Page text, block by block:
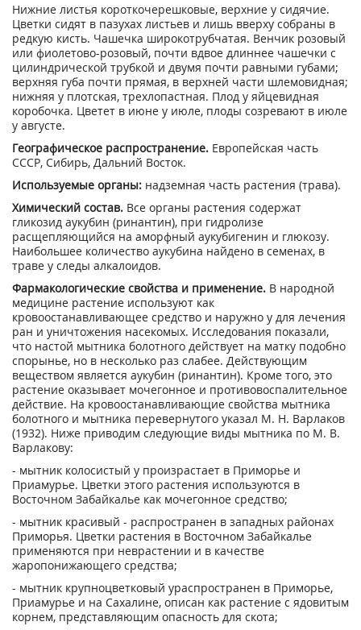
Нижние листья короткочерешковые, верхние у сидячие.
Цветки сидят в пазухах листьев и лишь вверху собраны в
редкую кисть. Чашечка широкотрубчатая. Венчик розовый
или фиолетово-розовый, почти вдвое длиннее чашечки с
цилиндрической трубкой и двумя почти равными губами;
верхняя губа почти прямая, в верхней части шлемовидная;
нижняя у плотская, трехлопастная. Плод у яйцевидная
коробочка. Цветет в июне у июле, плоды созревают в июле
у августе.
Географическое распространение. Европейская часть
СССР, Сибирь, Дальний Восток.
Используемые органы: надземная часть растения (трава).
Химический состав. Все органы растения содержат
гликозид аукубин (ринантин), при гидролизе
расщепляющийся на аморфный аукубигенин и глюкозу.
Наибольшее количество аукубина найдено в семенах, в
траве у следы алкалоидов.
Фармакологические свойства и применение. В народной
медицине растение используют как
кровоостанавливающее средство и наружно у для лечения
ран и уничтожения насекомых. Исследования показали,
что настой мытника болотного действует на матку подобно
спорынье, но в несколько раз слабее. Действующим
веществом является аукубин (ринантин). Кроме того, это
растение оказывает мочегонное и противовоспалительное
действие. На кровоостанавливающие свойства мытника
болотного и мытника перевернутого указал М. Н. Варлаков
(1932). Ниже приводим следующие виды мытника по М. В.
Варлакову:
- мытник колосистый у произрастает в Приморье и
Приамурье. Цветки этого растения используются в
Восточном Забайкалье как мочегонное средство;
- мытник красивый - распространен в западных районах
Приморья. Цветки растения в Восточном Забайкалье
применяются при неврастении и в качестве
жаропонижающего средства;
- мытник крупноцветковый ураспространен в Приморье,
Приамурье и на Сахалине, описан как растение с ядовитым
корнем, представляющим опасность для скота;